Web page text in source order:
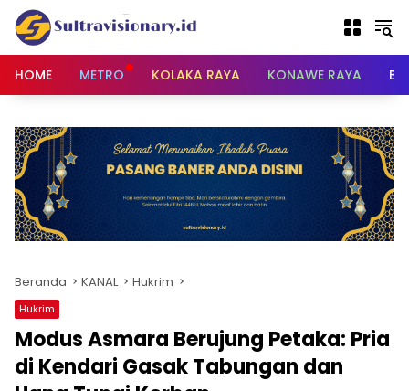
Langsung
konten
HOME
METRO KOLAKA RAYA KONAWE RAYA
Beranda KANAL Hukrim
Hukrim
Modus Asmara Berujung Petaka: Pria
di Kendari Gasak Tabungan dan